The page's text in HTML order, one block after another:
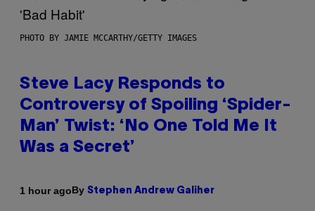
PHOTO BY JAMIE MCCARTHY/GETTY IMAGES
Steve Lacy Responds to
Controversy of Spoiling ‘Spider-
Man’ Twist: ‘No One Told Me It
Was a Secret’
1 hour agoBy Stephen Andrew Galiher